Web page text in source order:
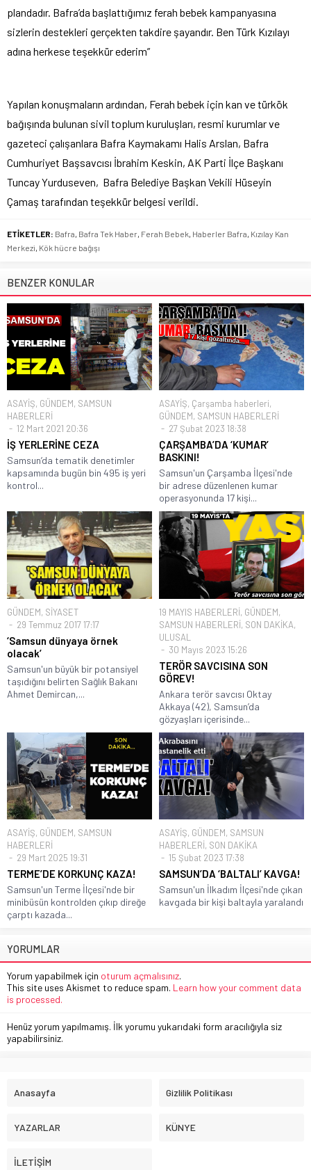
plandadır. Bafra’da başlattığımız ferah bebek kampanyasına
sizlerin destekleri gerçekten takdire şayandır. Ben Türk Kızılayı
adına herkese teşekkür ederim”
Yapılan konuşmaların ardından, Ferah bebek için kan ve türkök
bağışında bulunan sivil toplum kuruluşları, resmi kurumlar ve
gazeteci çalışanlara Bafra Kaymakamı Halis Arslan, Bafra
Cumhuriyet Başsavcısı İbrahim Keskin, AK Parti İlçe Başkanı
Tuncay Yurduseven, Bafra Belediye Başkan Vekili Hüseyin
Çamaş tarafından teşekkür belgesi verildi.
ETİKETLER: Bafra Bafra Tek Haber Ferah Bebek Haberler Bafra Kızılay Kan
Merkezi Kök hücre bağışı
BENZER KONULAR
ASAYİŞ, GÜNDEM, SAMSUN
HABERLERİ
12 Mart 2021 20:36
İŞ YERLERİNE CEZA
Samsun’da tematik denetimler
kapsamında bugün bin 495 iş yeri
kontrol...
ASAYİŞ, Çarşamba haberleri,
GÜNDEM, SAMSUN HABERLERİ
27 Şubat 2023 18:38
ÇARŞAMBA’DA ‘KUMAR’
BASKINI!
Samsun'un Çarşamba İlçesi'nde
bir adrese düzenlenen kumar
operasyonunda 17 kişi...
GÜNDEM, SİYASET
29 Temmuz 2017 17:17
‘Samsun dünyaya örnek
olacak’
Samsun'un büyük bir potansiyel
taşıdığını belirten Sağlık Bakanı
Ahmet Demircan,...
19 MAYIS HABERLERİ, GÜNDEM,
SAMSUN HABERLERİ, SON DAKİKA,
ULUSAL
30 Mayıs 2023 15:26
TERÖR SAVCISINA SON
GÖREV!
Ankara terör savcısı Oktay
Akkaya (42), Samsun’da
gözyaşları içerisinde...
ASAYİŞ, GÜNDEM, SAMSUN
HABERLERİ
29 Mart 2025 19:31
TERME’DE KORKUNÇ KAZA!
Samsun'un Terme İlçesi'nde bir
minibüsün kontrolden çıkıp direğe
çarptı kazada...
ASAYİŞ, GÜNDEM, SAMSUN
HABERLERİ, SON DAKİKA
15 Şubat 2023 17:38
SAMSUN’DA ‘BALTALI’ KAVGA!
Samsun'un İlkadım İlçesi'nde çıkan
kavgada bir kişi baltayla yaralandı
YORUMLAR
Yorum yapabilmek için oturum açmalısınız.
This site uses Akismet to reduce spam. Learn how your comment data
is processed.
Henüz yorum yapılmamış. İlk yorumu yukarıdaki form aracılığıyla siz
yapabilirsiniz.
Anasayfa Gizlilik Politikası
YAZARLAR KÜNYE
İLETİŞİM